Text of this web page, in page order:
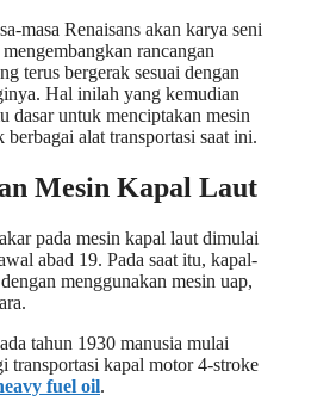
masa Renaisans akan karya seni
rancangan
terus bergerak sesuai dengan
Hal inilah yang kemudian
dasar untuk menciptakan mesin
berbagai alat transportasi saat ini.
Mesin Kapal Laut
pada mesin kapal laut dimulai
abad 19. Pada saat itu, kapal-
menggunakan mesin uap,
tahun 1930 manusia mulai
transportasi kapal motor 4-stroke
fuel oil.